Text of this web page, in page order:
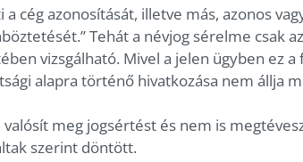
cég azonosítását, illetve más, azonos
Tehát a névjog sérelme csak
vizsgálható. Mivel a jelen ügyben ez
alapra történő hivatkozása nem állja
meg jogsértést és nem is
szerint döntött.